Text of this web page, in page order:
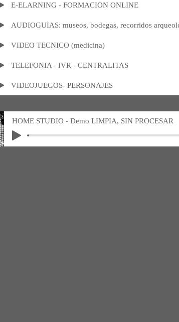
E-ELARNING - FORMACIÓN ONLINE
VIDEO TÉCNICO (medicina)
TELEFONÍA - IVR - CENTRALITAS
VIDEOJUEGOS- PERSONAJES
HOME STUDIO - Demo LIMPIA, SIN PROCESAR